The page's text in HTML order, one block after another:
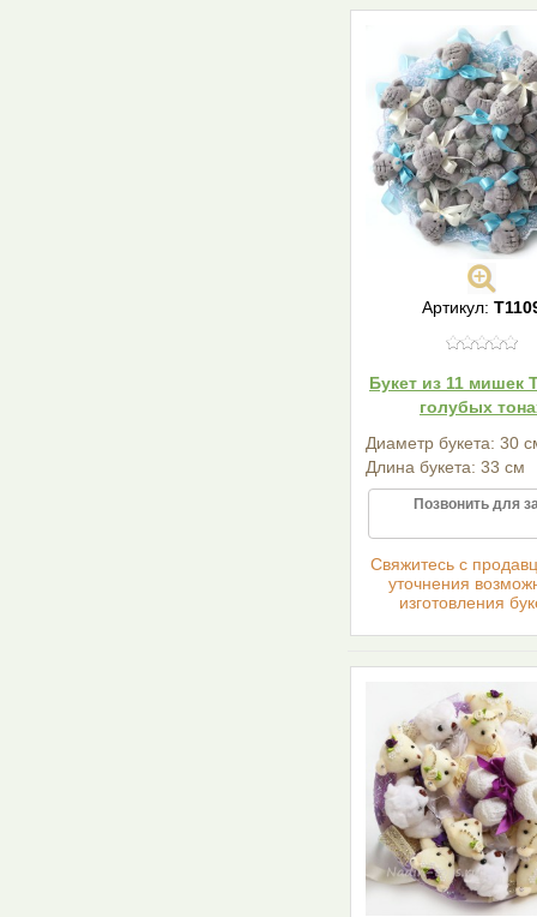
Артикул:
Букет из 11 мишек
голубых
Диаметр букета: 30
Длина букета: 33 см
Позвонить для
Cвяжитесь с
уточнения
изготовления